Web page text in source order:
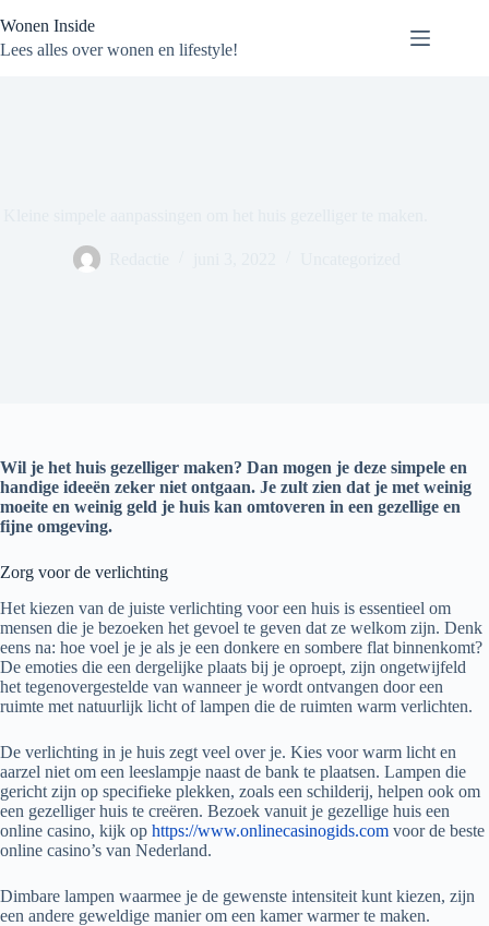
naar
de
Wonen Inside
Lees alles over wonen en lifestyle!
Wil je het huis gezelliger maken? Dan mogen je deze simpele en
handige ideeën zeker niet ontgaan. Je zult zien dat je met weinig
moeite en weinig geld je huis kan omtoveren in een gezellige en
fijne omgeving.
Zorg voor de verlichting
Het kiezen van de juiste verlichting voor een huis is essentieel om
mensen die je bezoeken het gevoel te geven dat ze welkom zijn. Denk
eens na: hoe voel je je als je een donkere en sombere flat binnenkomt?
De emoties die een dergelijke plaats bij je oproept, zijn ongetwijfeld
het tegenovergestelde van wanneer je wordt ontvangen door een
ruimte met natuurlijk licht of lampen die de ruimten warm verlichten.
De verlichting in je huis zegt veel over je. Kies voor warm licht en
aarzel niet om een leeslampje naast de bank te plaatsen. Lampen die
gericht zijn op specifieke plekken, zoals een schilderij, helpen ook om
een gezelliger huis te creëren. Bezoek vanuit je gezellige huis een
online casino, kijk op https://www.onlinecasinogids.com voor de beste
online casino’s van Nederland.
Dimbare lampen waarmee je de gewenste intensiteit kunt kiezen, zijn
een andere geweldige manier om een kamer warmer te maken.